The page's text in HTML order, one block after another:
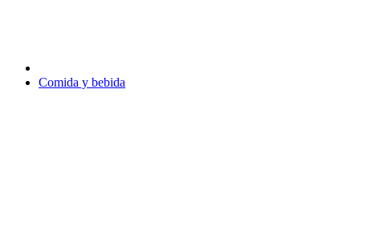
Comida y bebida